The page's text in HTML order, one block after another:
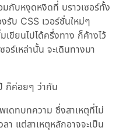
กับหงุดหงิดที่ บราวเซอร์ทั้ง
รับ CSS เวอร์ชั่นใหม่ๆ
เขียนไปได้ครึ่งทาง ก็ค้างไว้
ร์เหล่านั้น จะเดินทางมา
ก็ค่อยๆ ว่ากัน
เดทบทความ ซึ่งสาเหตุที่ไม่
ลา แต่สาเหตุหลักอาจจะเป็น